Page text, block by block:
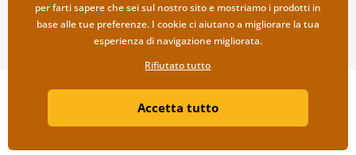
Copyright ©2019 © Dovido.it.
Litvanyi.sk| Negozio online creato da
per farti sapere che sei sul nostro sito e mostriamo i prodotti in
base alle tue preferenze. I cookie ci aiutano a migliorare la tua
esperienza di navigazione migliorata.
Rifiutato tutto
Accetta tutto